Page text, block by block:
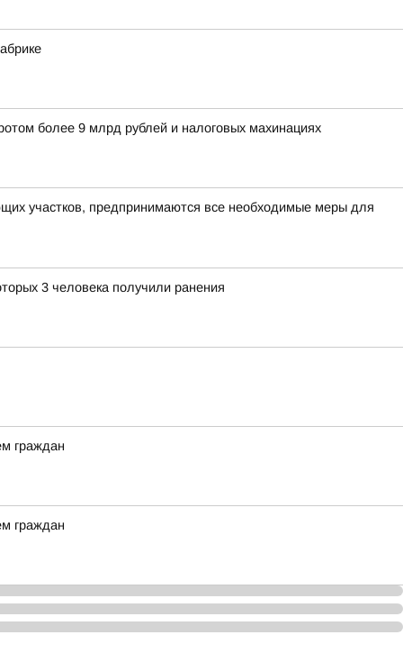
более 9 млрд рублей и налоговых махинациях
участков, предпринимаются все необходимые меры для
3 человека получили ранения
граждан
граждан